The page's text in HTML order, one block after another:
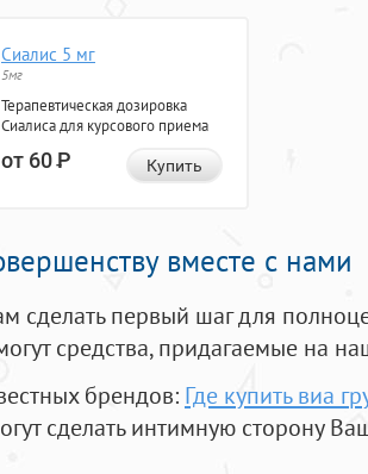
Сиалис 5 мг
5мг
Терапевтическая дозировка
Сиалиса для курсового приема
от 60Р Купить
вместе с нами
сделать первый шаг для
средства, придагаемые на
брендов: Где купить виа
сделать интимную сторону